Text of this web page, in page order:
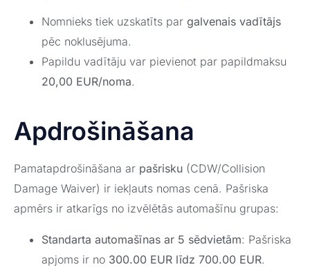
Nomnieks tiek uzskatīts par galvenais vadītājs
pēc noklusējuma.
Papildu vadītāju var pievienot par papildmaksu
20,00 EUR/noma.
Apdrošināšana
Pamatapdrošināšana ar pašrisku (CDW/Collision
Damage Waiver) ir iekļauts nomas cenā. Pašriska
apmērs ir atkarīgs no izvēlētās automašīnu grupas:
Standarta automašīnas ar 5 sēdvietām: Pašriska
apjoms ir no 300.00 EUR līdz 700.00 EUR.